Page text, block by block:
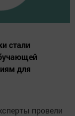
стали
для
провели